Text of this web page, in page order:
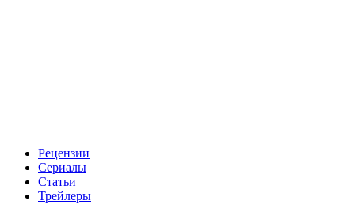
Рецензии
Сериалы
Статьи
Трейлеры